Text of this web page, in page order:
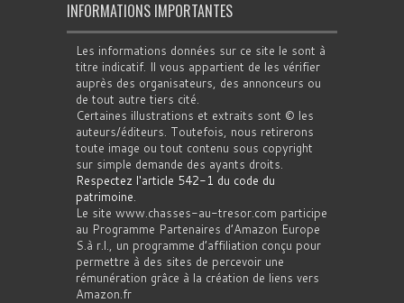
INFORMATIONS IMPORTANTES
Les informations données sur ce site le sont à
titre indicatif. Il vous appartient de les vérifier
auprès des organisateurs, des annonceurs ou
de tout autre tiers cité.
Certaines illustrations et extraits sont © les
auteurs/éditeurs. Toutefois, nous retirerons
toute image ou tout contenu sous copyright
sur simple demande des ayants droits.
Respectez l'article 542-1 du code du
patrimoine.
Le site www.chasses-au-tresor.com participe
au Programme Partenaires d’Amazon Europe
S.à r.l., un programme d’affiliation conçu pour
permettre à des sites de percevoir une
rémunération grâce à la création de liens vers
Amazon.fr